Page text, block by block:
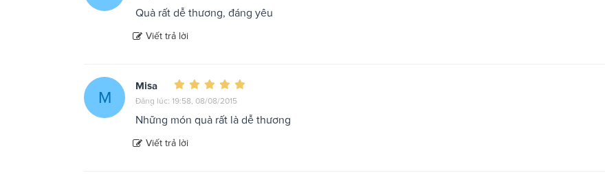
Quà rất dễ thương, đáng yêu
Viết trả lời
M
Misa
Đăng lúc: 19:58, 08/08/2015
Những món quà rất là dễ thương
Viết trả lời